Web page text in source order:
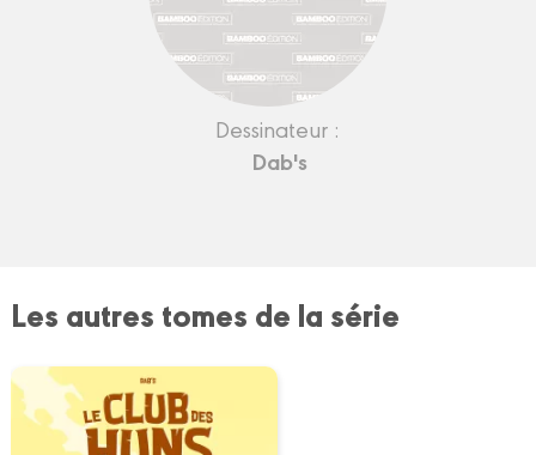
Dessinateur :
Dab's
Les autres tomes de la série